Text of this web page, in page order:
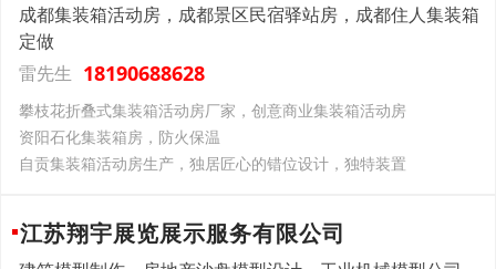
成都集装箱活动房，成都景区民宿驿站房，成都住人集装箱
定做
雷先生 18190688628
攀枝花折叠式集装箱活动房厂家，创意商业集装箱活动房
资阳石化集装箱房，防火保温
自贡集装箱活动房生产，独居匠心的错位设计，独特装置
江苏翔宇展览展示服务有限公司